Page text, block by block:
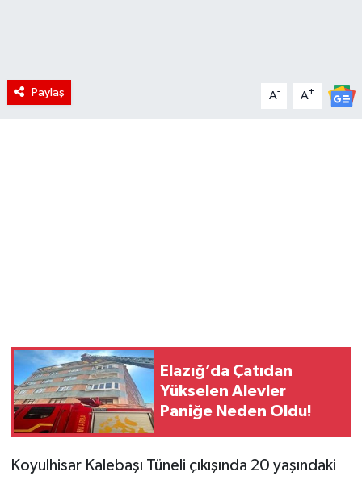
Paylaş A- A+
Elazığ’da Çatıdan
Yükselen Alevler
Paniğe Neden Oldu!
Koyulhisar Kalebaşı Tüneli çıkışında 20 yaşındaki